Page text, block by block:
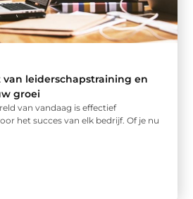
leiderschapstraining en
groei
van vandaag is effectief
het succes van elk bedrijf. Of je nu